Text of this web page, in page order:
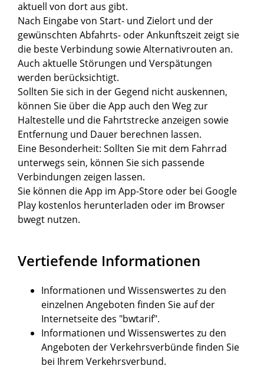
aktuell von dort aus gibt.
Nach Eingabe von Start- und Zielort und der
gewünschten Abfahrts- oder Ankunftszeit zeigt sie
die beste Verbindung sowie Alternativrouten an.
Auch aktuelle Störungen und Verspätungen
werden berücksichtigt.
Sollten Sie sich in der Gegend nicht auskennen,
können Sie über die App auch den Weg zur
Haltestelle und die Fahrtstrecke anzeigen sowie
Entfernung und Dauer berechnen lassen.
Eine Besonderheit: Sollten Sie mit dem Fahrrad
unterwegs sein, können Sie sich passende
Verbindungen zeigen lassen.
Sie können die App im App-Store oder bei Google
Play kostenlos herunterladen oder im Browser
bwegt nutzen.
Vertiefende Informationen
Informationen und Wissenswertes zu den
einzelnen Angeboten finden Sie auf der
Internetseite des "bwtarif".
Informationen und Wissenswertes zu den
Angeboten derVerkehrsverbündefinden Sie
bei Ihrem Verkehrsverbund.